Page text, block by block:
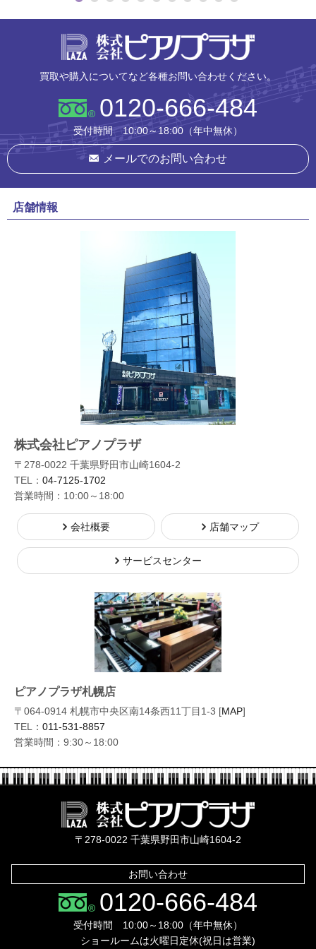
買取や購入についてなど各種お問い合わせください。
0120-666-484
受付時間 10:00～18:00（年中無休）
メールでのお問い合わせ
店舗情報
株式会社ピアノプラザ
〒278-0022 千葉県野田市山崎1604-2
TEL： 04-7125-1702
営業時間：10:00～18:00
会社概要 店舗マップ
サービスセンター
ピアノプラザ札幌店
〒064-0914 札幌市中央区南14条西11丁目1-3 [MAP]
TEL： 011-531-8857
営業時間：9:30～18:00
〒278-0022 千葉県野田市山崎1604-2
お問い合わせ
0120-666-484
受付時間 10:00～18:00（年中無休）
ショールームは火曜日定休(祝日は営業)